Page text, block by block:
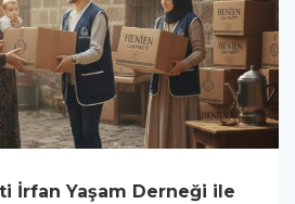
İrfan Yaşam Derneği ile